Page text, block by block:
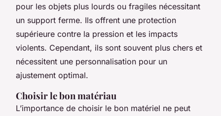
pour les objets plus lourds ou fragiles nécessitant
un support ferme. Ils offrent une protection
supérieure contre la pression et les impacts
violents. Cependant, ils sont souvent plus chers et
nécessitent une personnalisation pour un
ajustement optimal.
Choisir le bon matériau
L’importance de choisir le bon matériel ne peut